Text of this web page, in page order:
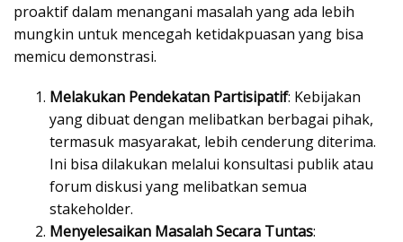
proaktif dalam menangani masalah yang ada lebih
mungkin untuk mencegah ketidakpuasan yang bisa
memicu demonstrasi.
Melakukan Pendekatan Partisipatif: Kebijakan
yang dibuat dengan melibatkan berbagai pihak,
termasuk masyarakat, lebih cenderung diterima.
Ini bisa dilakukan melalui konsultasi publik atau
forum diskusi yang melibatkan semua
stakeholder.
Menyelesaikan Masalah Secara Tuntas: